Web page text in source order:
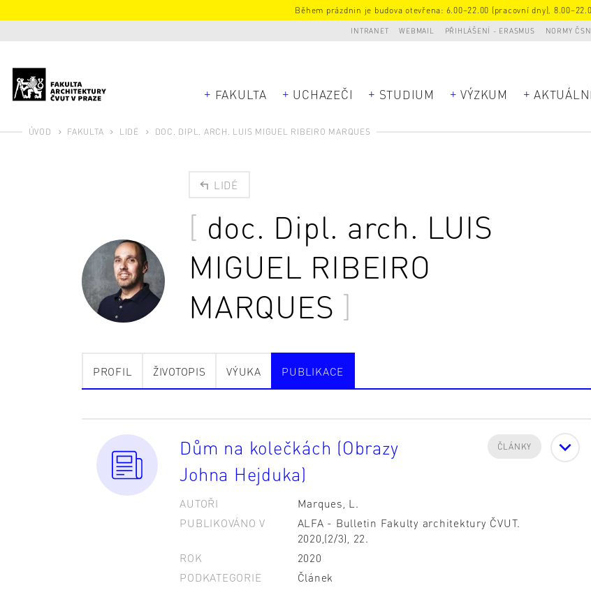
Během prázdnin je budova otevřena: 6.00–22.00 (pracovní dny),
INTRANET WEBMAIL PŘIHLÁŠENÍ - ERASMUS NORMY ČSN
FAKULTA UCHAZEČI STUDIUM VÝZKUM
ÚVOD FAKULTA LIDÉ DOC. DIPL. ARCH. LUIS MIGUEL RIBEIRO MARQUES
LIDÉ
doc. Dipl. arch. LUIS
MIGUEL RIBEIRO
MARQUES
PROFIL ŽIVOTOPIS VÝUKA PUBLIKACE
Dům na kolečkách (Obrazy
Johna Hejduka)
ČLÁNKY
AUTOŘI
Marques, L.
PUBLIKOVÁNO V
ALFA - Bulletin Fakulty architektury ČVUT.
2020,(2/3), 22.
ROK
2020
PODKATEGORIE
Článek